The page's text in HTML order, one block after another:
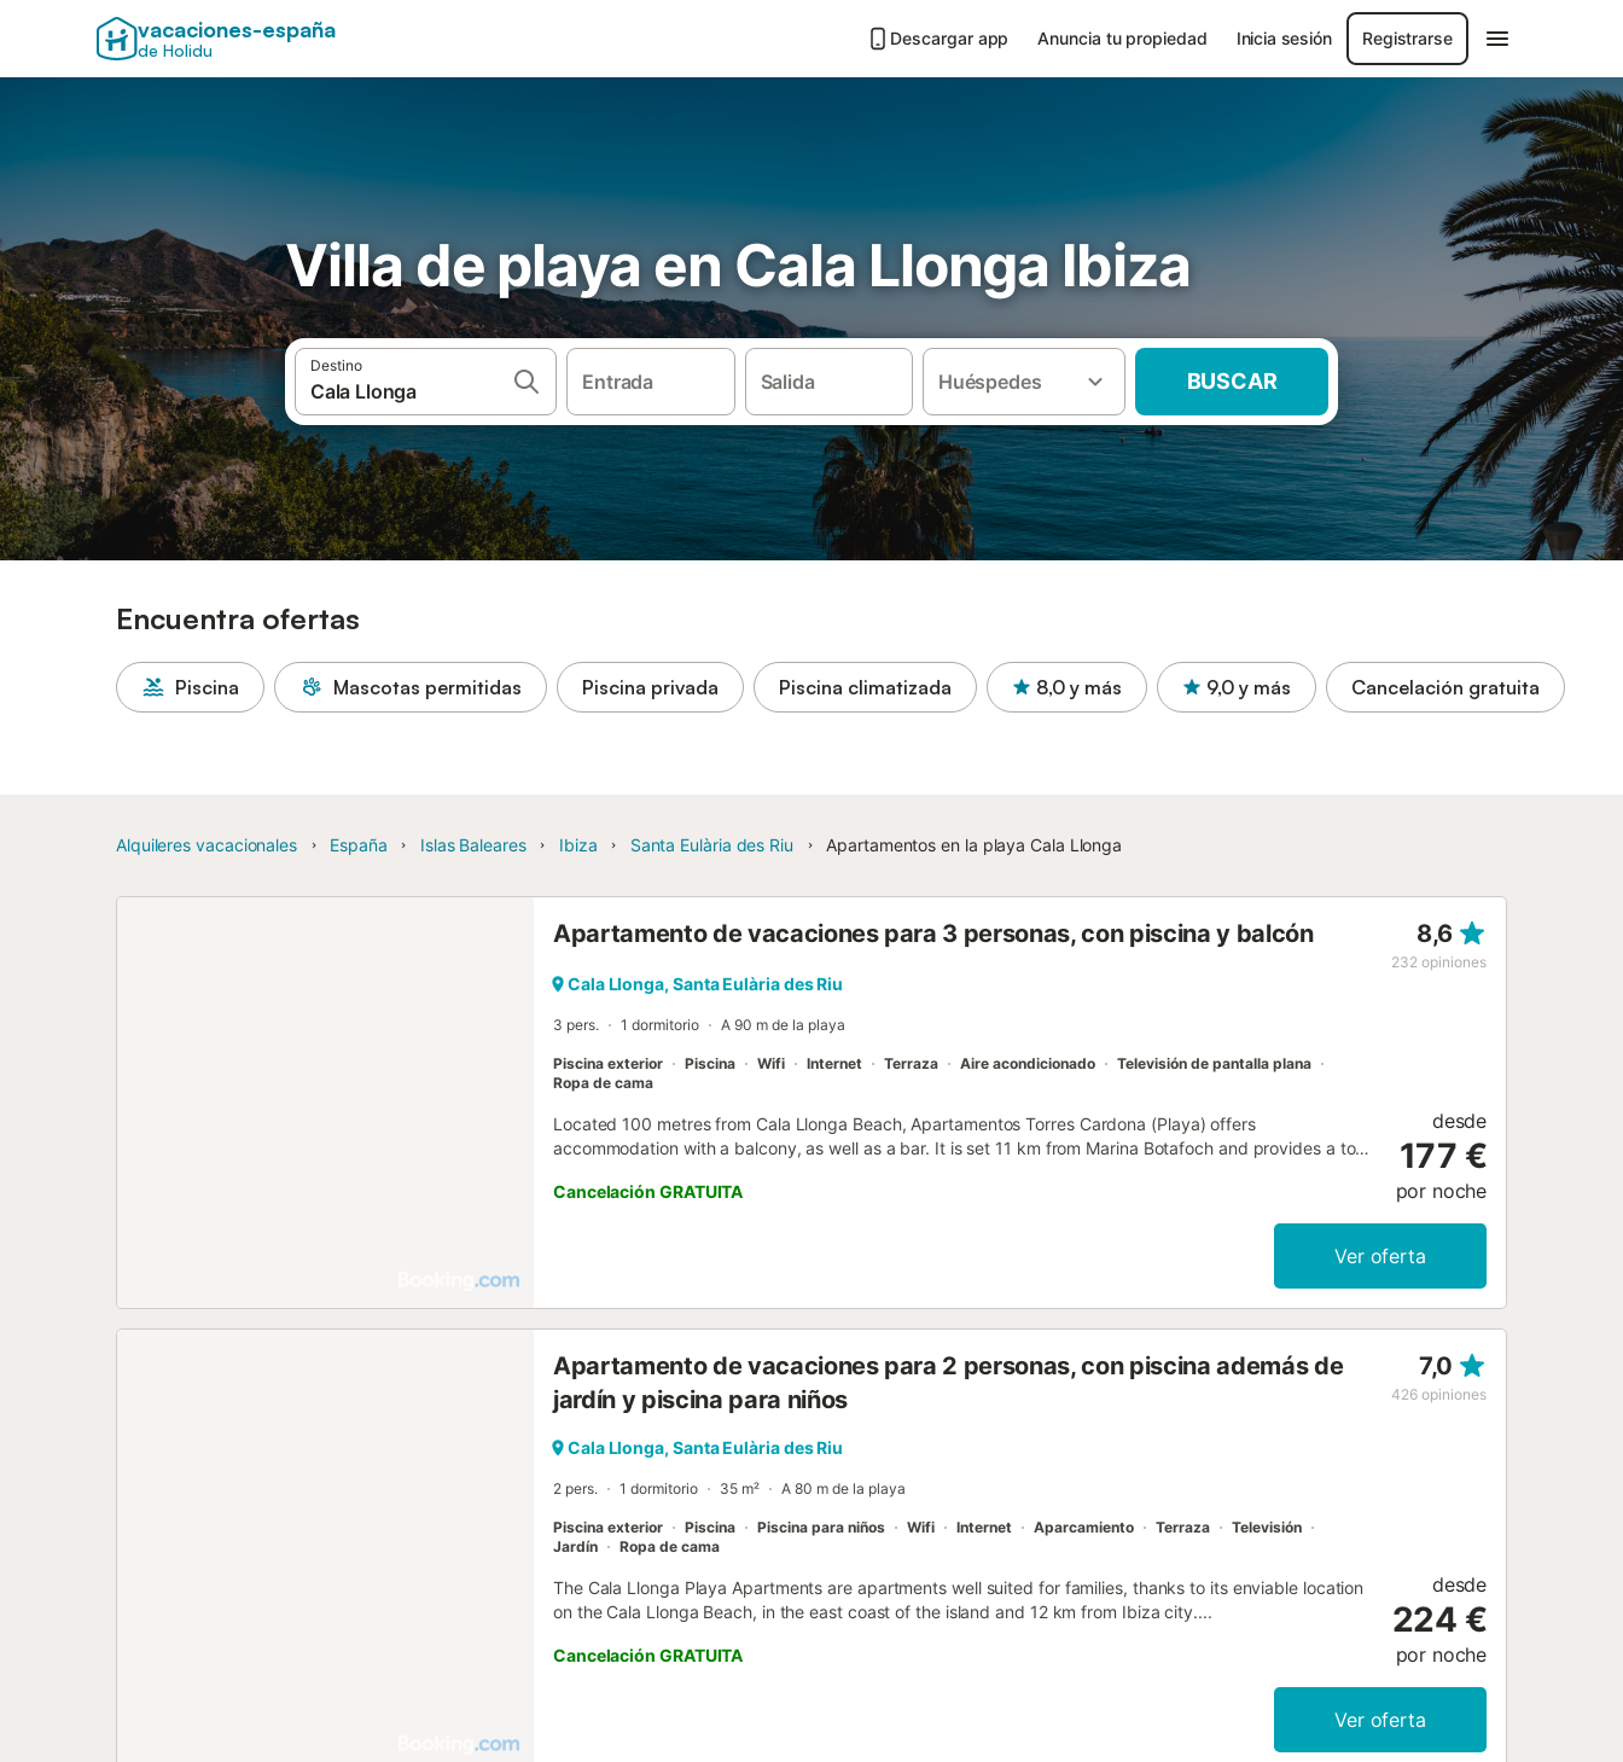
vacaciones-españa
de Holidu
Descargar app Anuncia tu propiedad Inicia sesión Registrarse
Villa de playa en Cala Llonga Ibiza
Destino
Entrada Salida Huéspedes BUSCAR
Encuentra ofertas
Piscina Mascotas permitidas Piscina privada Piscina climatizada 8,0 y más 9,0 y más Cancelación gratuita
Alquileres vacacionales España Islas Baleares Ibiza Santa Eulària des Riu Apartamentos en la playa Cala Llonga
Apartamento de vacaciones para 3 personas, con piscina y balcón 8,6
232 opiniones
Cala Llonga, Santa Eulària des Riu
3 pers. 1 dormitorio A 90 m de la playa
Piscina exterior Piscina Wifi Internet Terraza Aire acondicionado
Televisión de pantalla plana
Ropa de cama
Located 100 metres from Cala Llonga Beach, Apartamentos Torres Cardona (Playa) offers
accommodation with a balcony, as well as a bar. It is set 11 km from Marina Botafoch and provides a tour
Cancelación GRATUITA
desde
177 €
por noche
Ver oferta
Apartamento de vacaciones para 2 personas, con piscina además de
jardín y piscina para niños
7,0
426 opiniones
Cala Llonga, Santa Eulària des Riu
2 pers. 1 dormitorio 35 m² A 80 m de la playa
Piscina exterior Piscina Piscina para niños Wifi Internet Aparcamiento Terraza
Televisión
Jardín
Ropa de cama
The Cala Llonga Playa Apartments are apartments well suited for families, thanks to its enviable location
on the Cala Llonga Beach, in the east coast of the island and 12 km from Ibiza city....
Cancelación GRATUITA
desde
224 €
por noche
Ver oferta